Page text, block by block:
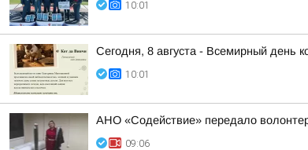
10:01
Сегодня, 8 августа - Всемирный день
10:01
АНО «Содействие» передало
09:06